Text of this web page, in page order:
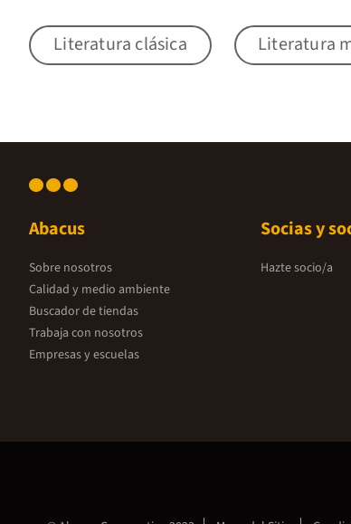
Literatura clásica Literatura
Abacus
Sobre nosotros
Calidad y medio ambiente
Buscador de tiendas
Trabaja con nosotros
Empresas y escuelas
Socias y
Hazte socio/a